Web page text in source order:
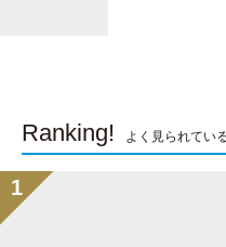
Ranking! よく見られてい